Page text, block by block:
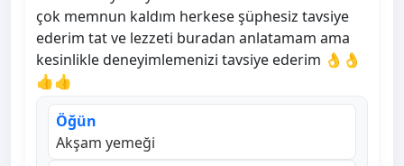
çok memnun kaldım herkese şüphesiz tavsiye
ederim tat ve lezzeti buradan anlatamam ama
kesinlikle deneyimlemenizi tavsiye ederim 👌👌
👍👍
Öğün
Akşam yemeği